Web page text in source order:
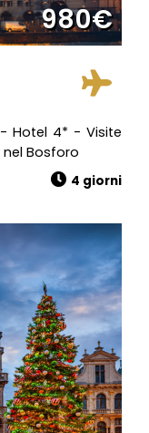
980€
Hotel 4* - Visite
Bosforo
4 giorni